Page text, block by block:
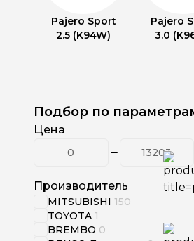
Pajero Sport
2.5 (K94W)
Pajero
3.0
Подбор по
Цена
Производитель
MITSUBISHI 150
TOYOTA 1
BREMBO 0